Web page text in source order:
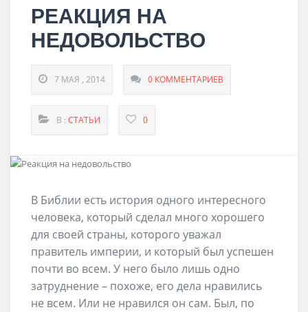
РЕАКЦИЯ НА
НЕДОВОЛЬСТВО
7 МАЯ , 2014 0 КОММЕНТАРИЕВ
В : СТАТЬИ 0
В Библии есть история одного интересного
человека, который сделал много хорошего
для своей страны, которого уважал
правитель империи, и который был успешен
почти во всем. У него было лишь одно
затруднение – похоже, его дела нравились
не всем. Или не нравился он сам. Был, по